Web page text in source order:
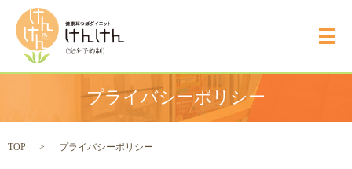
メ
プライバシーポリシー
TOP プライバシーポリシー